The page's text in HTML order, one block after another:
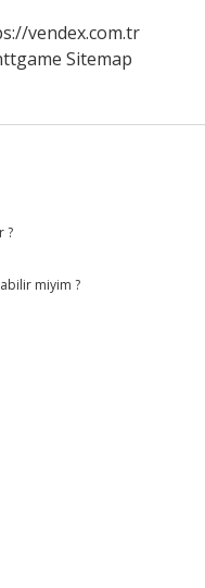
vendex.com.tr
Sitemap
?
miyim ?